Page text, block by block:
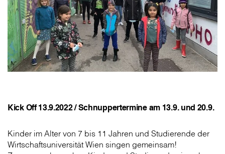
Kick Off 13.9.2022 / Schnuppertermine am 13.9. und 20.9.
Kinder im Alter von 7 bis 11 Jahren und Studierende der
Wirtschaftsuniversität Wien singen gemeinsam!